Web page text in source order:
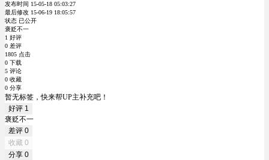
发布时间 15-05-18 05:03:27
最后修改 15-06-19 18:05:57
状态 已公开
褒贬不一
1 好评
0 差评
1805 点击
0 下载
5 评论
0 收藏
0 分享
暂无标签，快来帮UP主补充吧！
好评 1
褒贬不一
差评 0
收藏 0
分享 0